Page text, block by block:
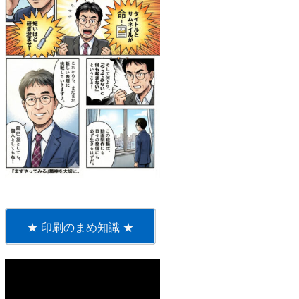
★ 印刷のまめ知識 ★